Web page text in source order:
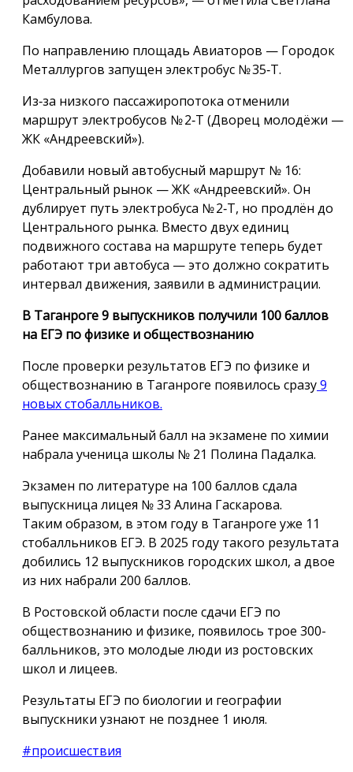
Камбулова.
По направлению площадь Авиаторов — Городок
Металлургов запущен электробус № 35‑Т.
Из‑за низкого пассажиропотока отменили
маршрут электробусов № 2‑Т (Дворец молодёжи —
ЖК «Андреевский»).
Добавили новый автобусный маршрут № 16:
Центральный рынок — ЖК «Андреевский». Он
дублирует путь электробуса № 2‑Т, но продлён до
Центрального рынка. Вместо двух единиц
подвижного состава на маршруте теперь будет
работают три автобуса — это должно сократить
интервал движения, заявили в администрации.
В Таганроге 9 выпускников получили 100 баллов
на ЕГЭ по физике и обществознанию
После проверки результатов ЕГЭ по физике и
обществознанию в Таганроге появилось сразу9
новых стобалльников.
Ранее максимальный балл на экзамене по химии
набрала ученица школы № 21 Полина Падалка.
Экзамен по литературе на 100 баллов сдала
выпускница лицея № 33 Алина Гаскарова.
Таким образом, в этом году в Таганроге уже 11
стобалльников ЕГЭ. В 2025 году такого результата
добились 12 выпускников городских школ, а двое
из них набрали 200 баллов.
В Ростовской области после сдачи ЕГЭ по
обществознанию и физике, появилось трое 300-
балльников, это молодые люди из ростовских
школ и лицеев.
Результаты ЕГЭ по биологии и географии
выпускники узнают не позднее 1 июля.
#происшествия